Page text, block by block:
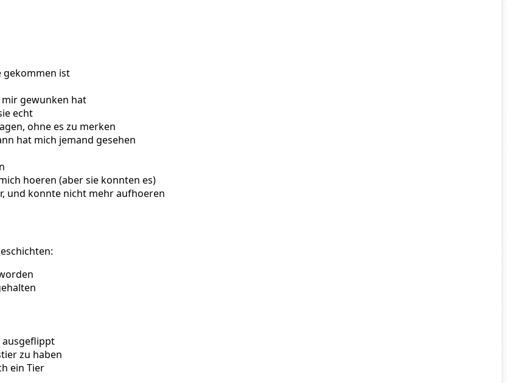
gekommen ist
gewunken hat
echt
ohne es zu merken
hat mich jemand gesehen
hoeren (aber sie konnten es)
und konnte nicht mehr aufhoeren
ausgeflippt
zu haben
ein Tier